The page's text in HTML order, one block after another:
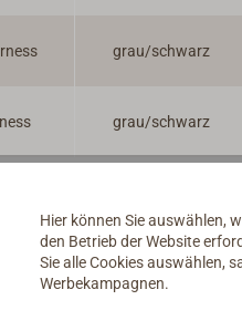
grau/schwarz
grau/schwarz
Hier können Sie auswählen,
den Betrieb der Website
Sie alle Cookies auswählen,
Werbekampagnen.